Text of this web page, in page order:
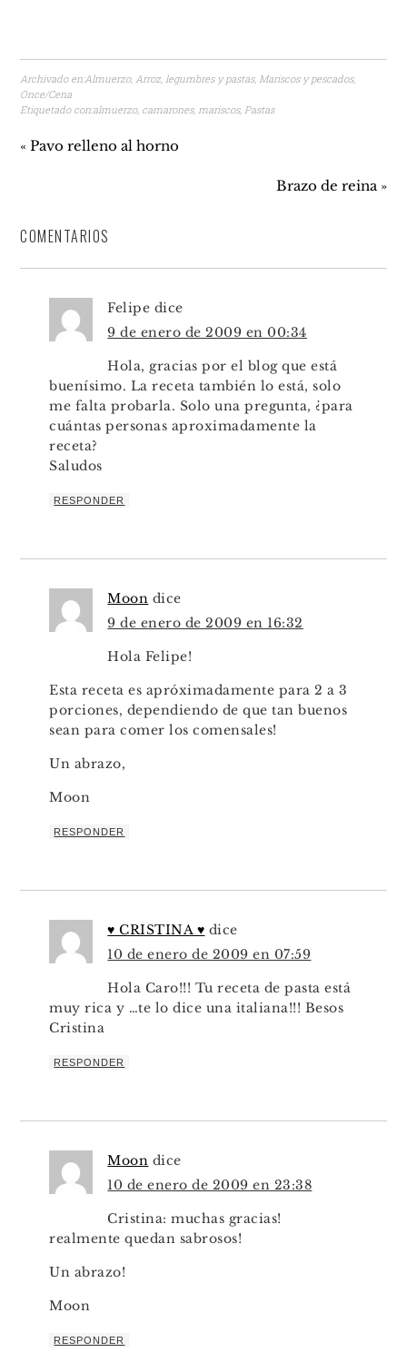
Archivado en:Almuerzo, Arroz, legumbres y pastas, Mariscos y pescados,
Once/Cena
Etiquetado con:almuerzo, camarones, mariscos, Pastas
« Pavo relleno al horno
Brazo de reina »
COMENTARIOS
Felipe dice
9 de enero de 2009 en 00:34
Hola, gracias por el blog que está
buenísimo. La receta también lo está, solo
me falta probarla. Solo una pregunta, ¿para
cuántas personas aproximadamente la
receta?
Saludos
RESPONDER
Moon dice
9 de enero de 2009 en 16:32
Hola Felipe!
Esta receta es apróximadamente para 2 a 3
porciones, dependiendo de que tan buenos
sean para comer los comensales!
Un abrazo,
Moon
RESPONDER
♥ CRISTINA ♥ dice
10 de enero de 2009 en 07:59
Hola Caro!!! Tu receta de pasta está
muy rica y …te lo dice una italiana!!! Besos
Cristina
RESPONDER
Moon dice
10 de enero de 2009 en 23:38
Cristina: muchas gracias!
realmente quedan sabrosos!
Un abrazo!
Moon
RESPONDER